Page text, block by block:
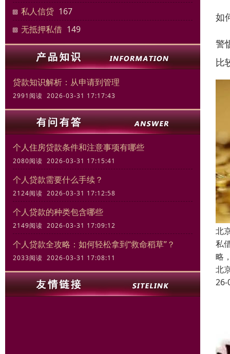
私人信贷 167
无抵押私借 149
贷款知识解析：从申请到管理
2991阅读 2026-03-31 17:17:43
个人住房贷款条件和注意事项有哪些
2080阅读 2026-03-31 17:15:41
个人贷款需要什么手续？
2124阅读 2026-03-31 17:12:58
个人贷款的种类包含哪些
2149阅读 2026-03-31 17:09:12
个人贷款全攻略：如何轻松拿到“救命稻草”？
2033阅读 2026-03-31 17:08:11
如
警
比
北
私
略
北
26-